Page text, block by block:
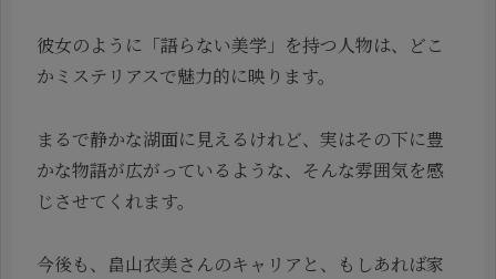
彼女のように「語らない美学」を持つ人物は、どこ
かミステリアスで魅力的に映ります。
まるで静かな湖面に見えるけれど、実はその下に豊
かな物語が広がっているような、そんな雰囲気を感
じさせてくれます。
今後も、畠山衣美さんのキャリアと、もしあれば家